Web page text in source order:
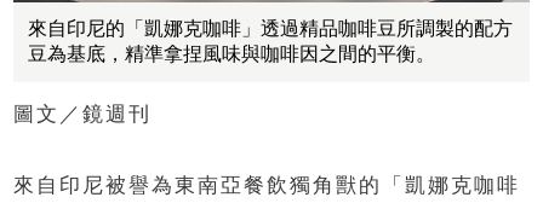
來自印尼的「凱娜克咖啡」透過精品咖啡豆所調製的配方
豆為基底，精準拿捏風味與咖啡因之間的平衡。
圖文／鏡週刊
來自印尼被譽為東南亞餐飲獨角獸的「凱娜克咖啡